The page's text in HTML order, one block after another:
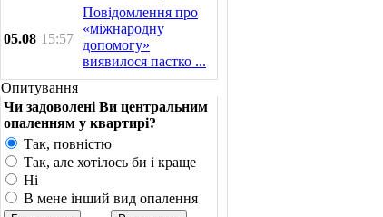
05.08 15:57
Повідомлення про
«міжнародну
допомогу»
виявилося пастко ...
Опитування
Чи задоволені Ви центральним
опаленням у квартирі?
Так, повністю
Так, але хотілось би і краще
Ні
В мене інший вид опалення